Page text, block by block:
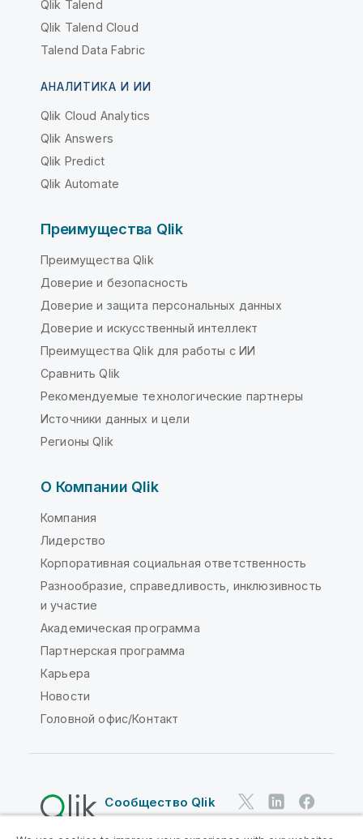
Qlik Talend
Qlik Talend Cloud
Talend Data Fabric
АНАЛИТИКА И ИИ
Qlik Cloud Analytics
Qlik Answers
Qlik Predict
Qlik Automate
Преимущества Qlik
Преимущества Qlik
Доверие и безопасность
Доверие и защита персональных данных
Доверие и искусственный интеллект
Преимущества Qlik для работы с ИИ
Сравнить Qlik
Рекомендуемые технологические партнеры
Источники данных и цели
Регионы Qlik
О Компании Qlik
Компания
Лидерство
Корпоративная социальная ответственность
Разнообразие, справедливость, инклюзивность
и участие
Академическая программа
Партнерская программа
Карьера
Новости
Головной офис/Контакт
Сообщество Qlik